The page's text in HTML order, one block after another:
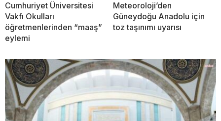
Cumhuriyet Üniversitesi
Vakfı Okulları
öğretmenlerinden “maaş”
eylemi
Meteoroloji’den
Güneydoğu Anadolu için
toz taşınımı uyarısı